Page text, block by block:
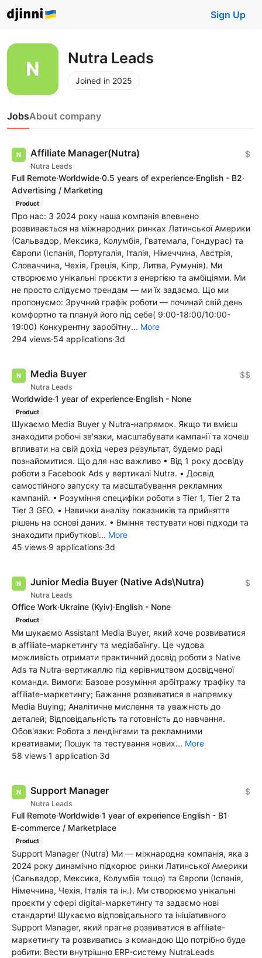
Sign Up
Nutra Leads
Joined in 2025
JobsAbout company
Affiliate Manager(Nutra)
Nutra Leads
$
Full Remote·Worldwide·0.5 years of experience·English - B2·
Advertising / Marketing
Product
Про нас: З 2024 року наша компанія впевнено
розвивається на міжнародних ринках Латинської Америки
(Сальвадор, Мексика, Колумбія, Гватемала, Гондурас) та
Європи (Іспанія, Португалія, Італія, Німеччина, Австрія,
Словаччина, Чехія, Греція, Кіпр, Литва, Румунія). Ми
створюємо унікальні проєкти з енергією та амбіціями. Ми
не просто слідуємо трендам — ми їх задаємо. Що ми
пропонуємо: Зручний графік роботи — починай свій день
комфортно та плануй його під себе( 9:00-18:00/10:00-
19:00) Конкурентну заробітну... More
294 views·54 applications·3d
Media Buyer
Nutra Leads
$$
Worldwide·1 year of experience·English - None
Product
Шукаємо Media Buyer у Nutra-напрямок. Якщо ти вмієш
знаходити робочі зв'язки, масштабувати кампанії та хочеш
впливати на свій дохід через результат, будемо раді
познайомитися. Що для нас важливо • Від 1 року досвіду
роботи з Facebook Ads у вертикалі Nutra. • Досвід
самостійного запуску та масштабування рекламних
кампаній. • Розуміння специфіки роботи з Tier 1, Tier 2 та
Tier 3 GEO. • Навички аналізу показників та прийняття
рішень на основі даних. • Вміння тестувати нові підходи та
знаходити прибуткові... More
45 views·9 applications·3d
Junior Media Buyer (Native Ads\Nutra)
Nutra Leads
$
Office Work·Ukraine (Kyiv)·English - None
Product
Ми шукаємо Assistant Media Buyer, який хоче розвиватися
в affiliate-маркетингу та медіабаїнгу. Це чудова
можливість отримати практичний досвід роботи з Native
Ads та Nutra-вертикаллю під керівництвом досвідченої
команди. Вимоги: Базове розуміння арбітражу трафіку та
affiliate-маркетингу; Бажання розвиватися в напрямку
Media Buying; Аналітичне мислення та уважність до
деталей; Відповідальність та готовність до навчання.
Обов'язки: Робота з лендінгами та рекламними
креативами; Пошук та тестування нових... More
58 views·1 application·3d
Support Manager
Nutra Leads
$
Full Remote·Worldwide·1 year of experience·English - B1·
E-commerce / Marketplace
Product
Support Manager (Nutra) Ми — міжнародна компанія, яка з
2024 року динамічно підкорює ринки Латинської Америки
(Сальвадор, Мексика, Колумбія тощо) та Європи (Іспанія,
Німеччина, Чехія, Італія та ін.). Ми створюємо унікальні
проєкти у сфері digital-маркетингу та задаємо нові
стандарти! Шукаємо відповідального та ініціативного
Support Manager, який прагне розвиватися в affiliate-
маркетингу та розвиватись з командою Що потрібно буде
робити: Вести внутрішню ERP-систему NutraLeads